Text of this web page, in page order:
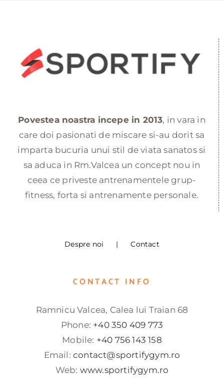
Povestea noastra incepe in 2013, in vara in
care doi pasionati de miscare si-au dorit sa
imparta bucuria unui stil de viata sanatos si
sa aduca in Rm.Valcea un concept nou in
ceea ce priveste antrenamentele grup-
fitness, forta si antrenamente personale.
Despre noi Contact
CONTACT INFO
Ramnicu Valcea, Calea lui Traian 68
Phone: +40 350 409 773
Mobile: +40 756 143 158
Email: contact@sportifygym.ro
Web: www.sportifygym.ro